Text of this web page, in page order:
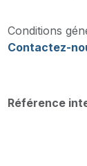
Conditions
Contactez-
Référence